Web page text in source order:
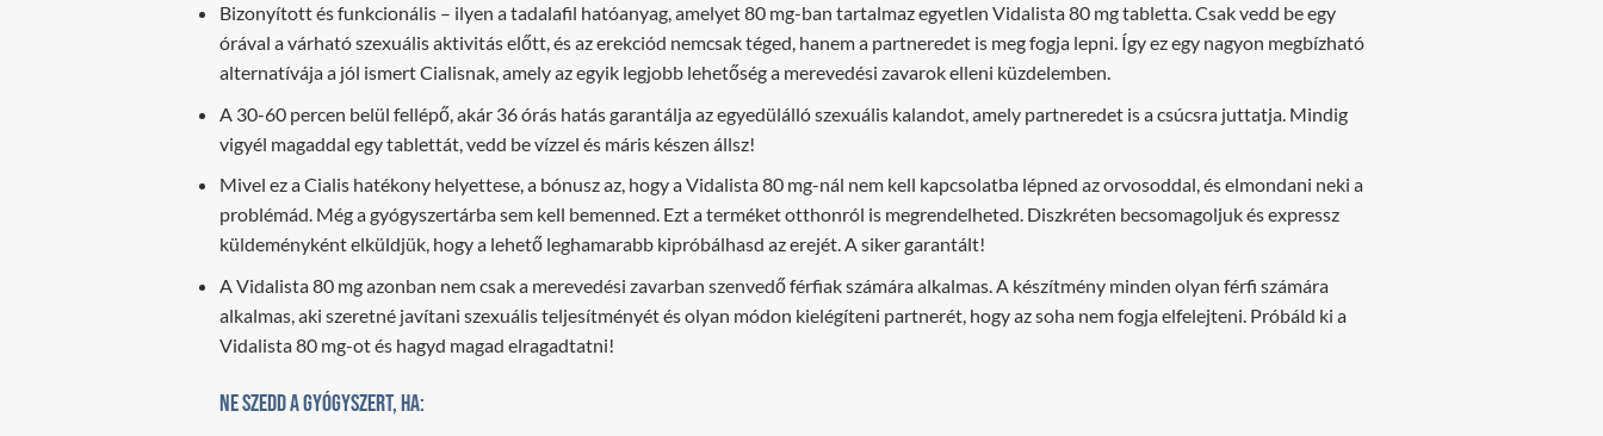
Bizonyított és funkcionális – ilyen a tadalafil hatóanyag, amelyet 80 mg-ban tartalmaz egyetlen Vidalista 80 mg tabletta. Csak vedd be egy
órával a várható szexuális aktivitás előtt, és az erekciód nemcsak téged, hanem a partneredet is meg fogja lepni. Így ez egy nagyon megbízható
alternatívája a jól ismert Cialisnak, amely az egyik legjobb lehetőség a merevedési zavarok elleni küzdelemben.
A 30-60 percen belül fellépő, akár 36 órás hatás garantálja az egyedülálló szexuális kalandot, amely partneredet is a csúcsra juttatja. Mindig
vigyél magaddal egy tablettát, vedd be vízzel és máris készen állsz!
Mivel ez a Cialis hatékony helyettese, a bónusz az, hogy a Vidalista 80 mg-nál nem kell kapcsolatba lépned az orvosoddal, és elmondani neki a
problémád. Még a gyógyszertárba sem kell bemenned. Ezt a terméket otthonról is megrendelheted. Diszkréten becsomagoljuk és expressz
küldeményként elküldjük, hogy a lehető leghamarabb kipróbálhasd az erejét. A siker garantált!
A Vidalista 80 mg azonban nem csak a merevedési zavarban szenvedő férfiak számára alkalmas. A készítmény minden olyan férfi számára
alkalmas, aki szeretné javítani szexuális teljesítményét és olyan módon kielégíteni partnerét, hogy az soha nem fogja elfelejteni. Próbáld ki a
Vidalista 80 mg-ot és hagyd magad elragadtatni!
Ne szedd a gyógyszert, ha: